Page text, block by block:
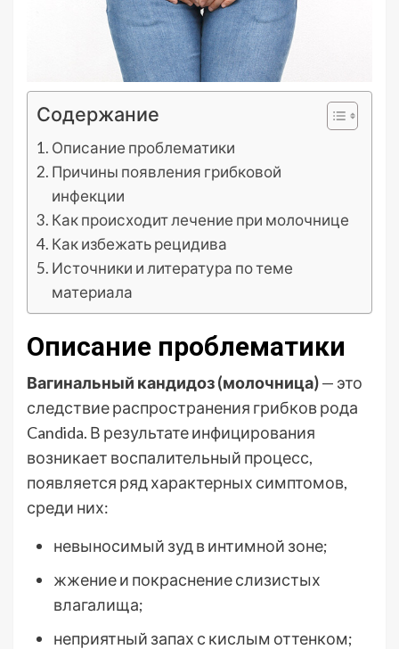
Содержание
Описание проблематики
Причины появления грибковой
инфекции
Как происходит лечение при молочнице
Как избежать рецидива
Источники и литература по теме
материала
Описание проблематики
Вагинальный кандидоз (молочница)— это
следствие распространения грибков рода
Candida. В результате инфицирования
возникает воспалительный процесс,
появляется ряд характерных симптомов,
среди них:
невыносимый зуд в интимной зоне;
жжение и покраснение слизистых
влагалища;
неприятный запах с кислым оттенком;